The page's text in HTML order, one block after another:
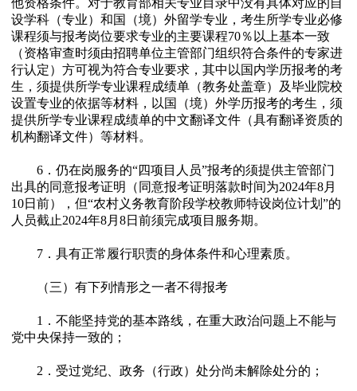
他资格条件。对于教育部相关专业目录中没有具体对应的自
设学科（专业）和国（境）外留学专业，考生所学专业必修
课程须与报考岗位要求专业的主要课程70％以上基本一致
（资格审查时须由招聘单位主管部门组织符合条件的专家进
行认定）方可视为符合专业要求，其中以国内学历报考的考
生，须提供所学专业课程成绩单（教务处盖章）及毕业院校
设置专业的依据等材料，以国（境）外学历报考的考生，须
提供所学专业课程成绩单的中文翻译文件（具有翻译资质的
机构翻译文件）等材料。
6．仍在岗服务的“四项目人员”报考的须提供主管部门
出具的同意报考证明（同意报考证明落款时间为2024年8月
10日前），但“农村义务教育阶段学校教师特设岗位计划”的
人员截止2024年8月8日前须完成项目服务期。
7．具有正常履行职责的身体条件和心理素质。
（三）有下列情形之一者不得报考
1．不能坚持党的基本路线，在重大政治问题上不能与
党中央保持一致的；
2．受过党纪、政务（行政）处分尚未解除处分的；